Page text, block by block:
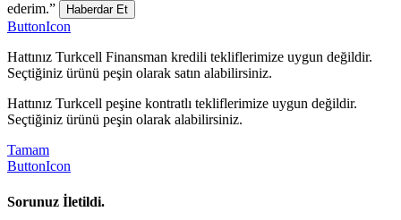
ederim.”
Haberdar Et
ButtonIcon
Hattınız Turkcell Finansman kredili tekliflerimize uygun değildir.
Seçtiğiniz ürünü peşin olarak satın alabilirsiniz.
Hattınız Turkcell peşine kontratlı tekliflerimize uygun değildir.
Seçtiğiniz ürünü peşin olarak alabilirsiniz.
Tamam
ButtonIcon
Sorunuz İletildi.